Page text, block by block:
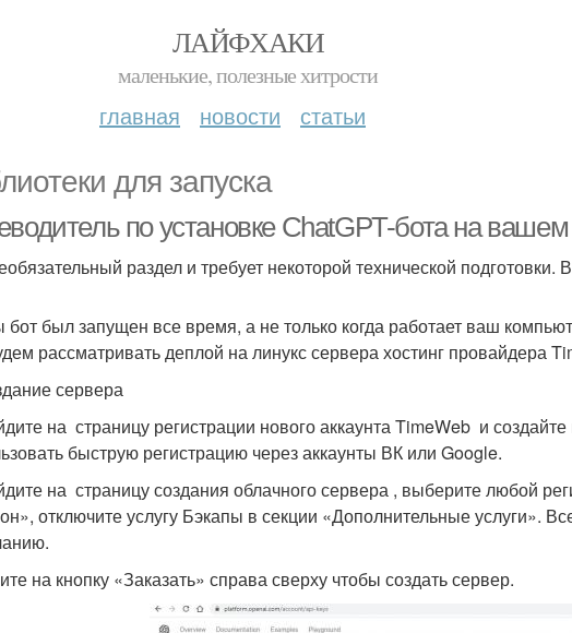
ЛАЙФХАКИ
маленькие, полезные хитрости
главная новости статьи
для запуска
по установке ChatGPT-бота на
раздел и требует некоторой технической подготовки.
бот был запущен все время, а не только когда работает ваш
рассматривать деплой на линукс сервера хостинг провайдера
сервера
на страницу регистрации нового аккаунта TimeWeb и
быструю регистрацию через аккаунты ВК или Google.
на страницу создания облачного сервера , выберите любой
отключите услугу Бэкапы в секции «Дополнительные услуги».
на кнопку «Заказать» справа сверху чтобы создать сервер.